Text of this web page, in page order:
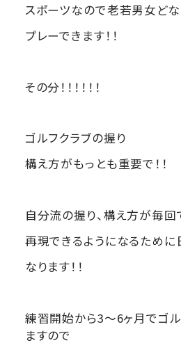
スポーツなので老若男女ど
プレーできます！！
その分！！！！！！
ゴルフクラブの握り
構え方がもっとも重要で！！
自分流の握り、構え方が毎回
再現できるようになるため
なります！！
練習開始から3～6ヶ月でゴ
ますので